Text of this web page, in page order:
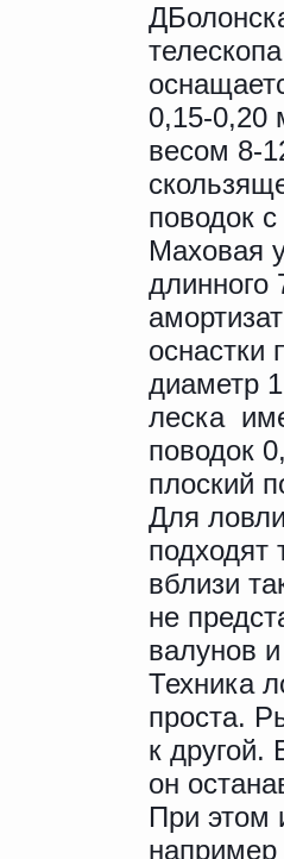
0,15-0,20
весом 8-
поводок
Маховая
длинного
оснастки
диаметр
леска
поводок
плоский
Для
подходят
вблизи
не
валунов
Техника
проста.
к другой.
он
При этом